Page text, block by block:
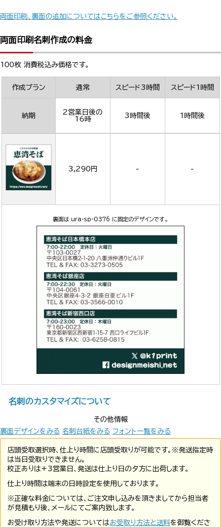
両面印刷、裏面の追加についてはこちらをご参照ください。
両面印刷名刺作成の料金
100枚 消費税込み価格です。
作成プラン 通常 スピード3時間 スピード1時間
納期
2営業日後の
16時
3時間後 1時間後
3,290円 - -
裏面は ura-sp-0376 に固定のデザインです。
名刺のカスタマイズについて
その他情報
裏面デザインをみる 名刺台紙をみる フォント一覧をみる
店頭受取選択時、仕上り時間に店頭受取りが可能です。※発送指定時
は当日受取りできません。
校正ありは+3営業日、発送は仕上り日の夕方に出荷します。
仕上り時間は端末の日時設定を使用しております。
※正確な料金については、ご注文申し込みを頂きましてから担当者
が見積もり後、メールにてご案内致します。
お受け取り方法や発送についてはお受取り方法と送料を御覧くださ